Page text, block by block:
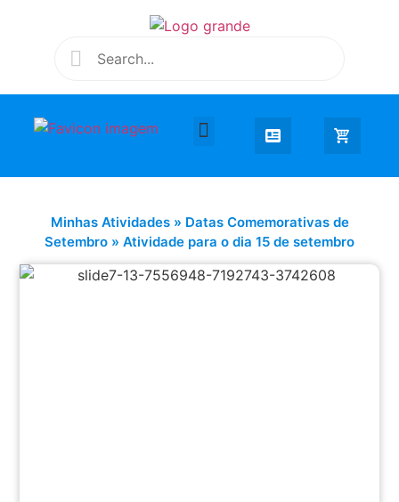
Minhas Atividades» Datas Comemorativas de
Setembro » Atividade para o dia 15 de setembro